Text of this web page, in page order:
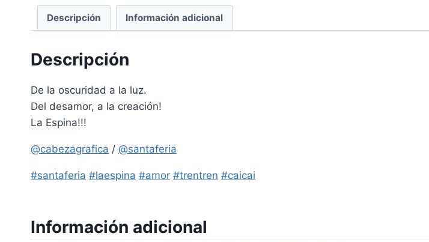
Descripción Información adicional
Descripción
De la oscuridad a la luz.
Del desamor, a la creación!
La Espina!!!
@cabezagrafica / @santaferia
#santaferia #laespina #amor #trentren #caicai
Información adicional